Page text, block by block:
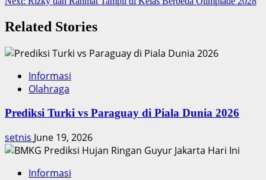
navigation
Related Stories
Informasi
Olahraga
Prediksi Turki vs Paraguay di Piala Dunia 2026
setnis June 19, 2026
Informasi